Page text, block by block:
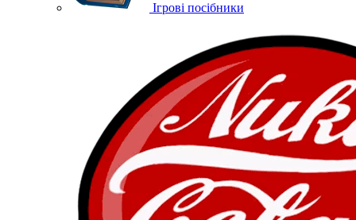
Ігрові посібники